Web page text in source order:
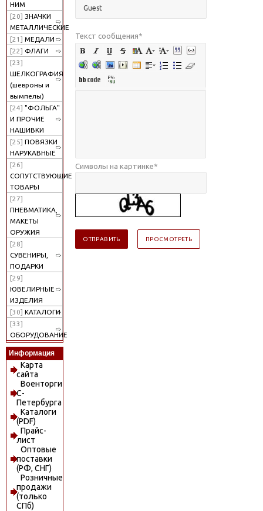
НИМ
[20] ЗНАЧКИ
МЕТАЛЛИЧЕСКИЕ
[21] МЕДАЛИ
[22] ФЛАГИ
[23]
ШЕЛКОГРАФИЯ
(шевроны и
вымпелы)
[24] "ФОЛЬГА"
И ПРОЧИЕ
НАШИВКИ
[25] ПОВЯЗКИ
НАРУКАВНЫЕ
[26]
СОПУТСТВУЮЩИЕ
ТОВАРЫ
[27]
ПНЕВМАТИКА,
МАКЕТЫ
ОРУЖИЯ
[28]
СУВЕНИРЫ,
ПОДАРКИ
[29]
ЮВЕЛИРНЫЕ
ИЗДЕЛИЯ
[30] КАТАЛОГИ
[33]
ОБОРУДОВАНИЕ
Информация
Карта
сайта
Военторги
С-
Петербурга
Каталоги
(PDF)
Прайс-
лист
Оптовые
поставки
(РФ, СНГ)
Розничные
продажи
(только
СПб)
Текст сообщения*
Символы на картинке*